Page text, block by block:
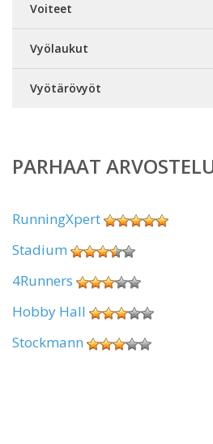
Voiteet
Vyölaukut
Vyötärövyöt
PARHAAT
RunningXpert
Stadium
4Runners
Hobby Hall
Stockmann